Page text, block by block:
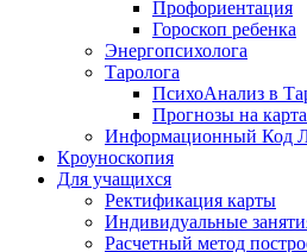
Профориентация
Гороскоп ребенка
Энергопсихолога
Таролога
ПсихоАнализ в
Прогнозы на
Информационный Код
Кроуноскопия
Для учащихся
Ректификация карты
Индивидуальные
Расчетный метод